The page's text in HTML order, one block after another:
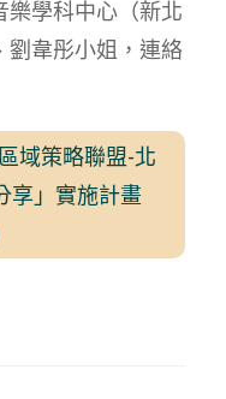
樂學科中心（新北
劉韋彤小姐，連絡
域策略聯盟-北
享」實施計畫